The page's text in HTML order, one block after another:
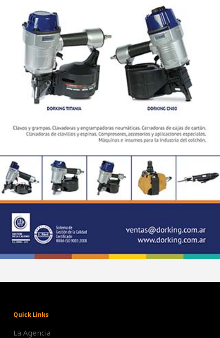
Quick Links
La Agencia